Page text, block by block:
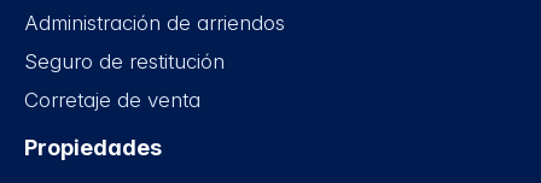
Administración de arriendos
Seguro de restitución
Corretaje de venta
Propiedades